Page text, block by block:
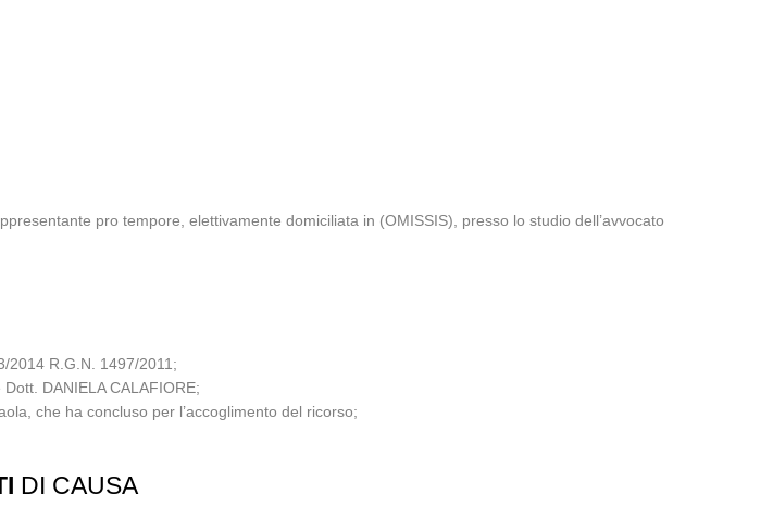
pro tempore, elettivamente domiciliata in (OMISSIS), presso lo studio dell’avvocato
2014 R.G.N. 1497/2011;
DANIELA CALAFIORE;
che ha concluso per l’accoglimento del ricorso;
DI CAUSA